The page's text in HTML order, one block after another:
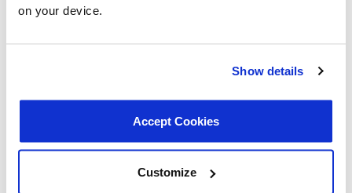
on your device.
Show details
Accept Cookies
Customize